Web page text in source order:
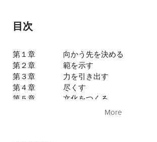
目次
第１章
向かう先を決める
第２章
範を示す
第３章
力を引き出す
第４章
尽くす
第５章
文化をつくる
第67～71代会頭× 青木 仁
More